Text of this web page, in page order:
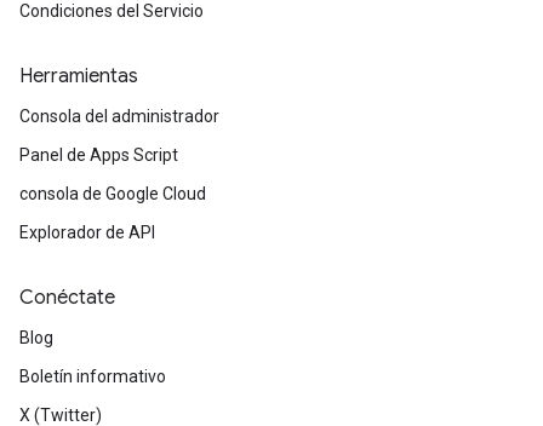
Condiciones del Servicio
Herramientas
Consola del administrador
Panel de Apps Script
consola de Google Cloud
Explorador de API
Conéctate
Blog
Boletín informativo
X (Twitter)